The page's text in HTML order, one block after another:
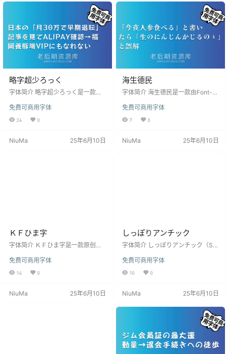
thic」，字体安装方法与常见问题：
点击查看 版权许可 根据作者发布字
体页面的声明，这款字体完全免费
公开，个人和企业都可以免费使用…
题：点击查看 版权许可 根据作者发
布字体页面的声明，这款字体完全
免费公开，个人和企业都可以免费
使用本款字体，包含商业用途，但
禁止用于违法用途。 …
略字超少ろっく
字体简介 略字超少ろっく是一款以
分汉字缩写的免费可商用字体。 安
装后在PS、AI、word等软件中若找
问题：点击查看 版权许可 根据作者
免费可商用字体
24 0
NiuMa 25年6月10日
海生德民
字体简介 海生德民是一款由Font-K
安装后在PS、AI、word等软件中若
找不到该字体，可搜索名字「Kaisei
发布字体页面的声明，这款字体完
免费可商用字体
7 0
NiuMa 25年6月10日
ＫＦひま字
字体简介 ＫＦひま字是一款原创日
能使用的免费可商用字体，横写·纵
写对应的OpenType字体。请用温暖
的字符英数/平假名/片假名/JIS第一
免费可商用字体
14 0
NiuMa 25年6月10日
しっぽりアンチック
字体简介 しっぽりアンチック（Shi
的筑地体为基础制作，将肉粗、粘
性的假名和源石哥特的汉字组合而
了让制作同人志、漫画、漫画和图
传统铅字为基础的有笔文字感的正
统派反式体而制作的。ver在2.00
中，添加了浊音假名，添加了基本A
SCII+Laten-1个字，汉字收录了S…
免费可商用字体
10 0
NiuMa 25年6月10日